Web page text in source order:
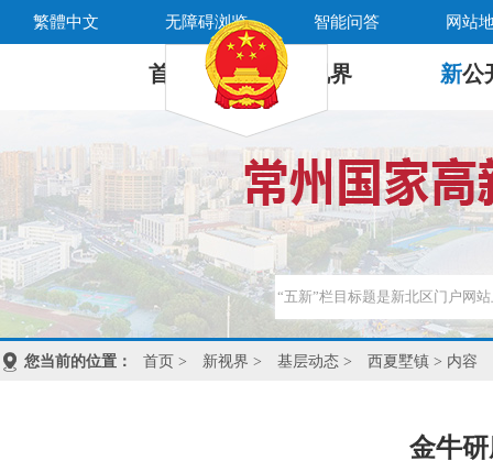
繁體中文 无障碍浏览 智能问答 网站
首 页 新 视界 新公
您当前的位置： 首页 > 新视界 > 基层动态 > 西夏墅镇 > 内容
金牛